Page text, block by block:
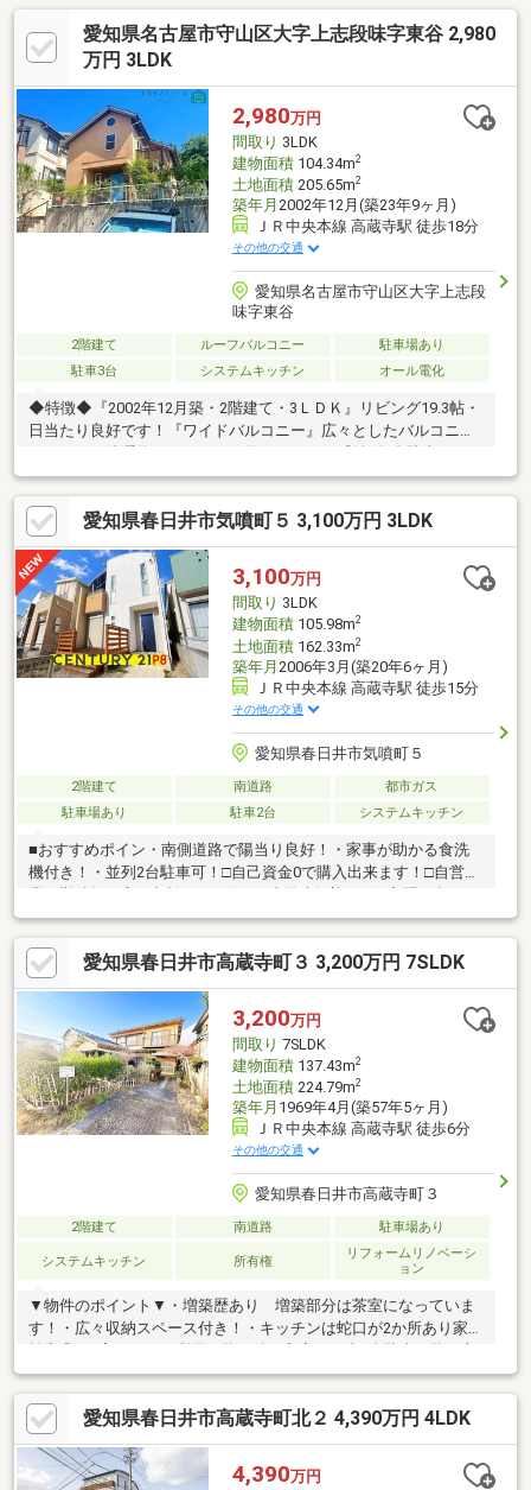
クローゼット、パントリー、物置もあるため収納スペースには困
りません！『ロフト有り』収納に活用できるロフト付き！！『吹
き抜け有』リビング上部に吹き抜けがあるため開放感がありオシ
工事後引き渡し可能です！ご相談ください！
愛知県名古屋市守山区大字上志段味字東谷 2,980
万円 3LDK
2,980万円
間取り 3LDK
建物面積104.34m2
土地面積205.65m2
築年月 2002年12月(築23年9ヶ月)
ＪＲ中央本線 高蔵寺駅 徒歩18分
その他の交通
愛知県名古屋市守山区大字上志段
味字東谷
2階建て ルーフバルコニー
駐車場あり
駐車3台
システムキッチン オール電化
◆特徴◆『2002年12月築・2階建て・3ＬＤＫ』リビング19.3帖・
日当たり良好です！『ワイドバルコニー』広々としたバルコニー
ースに余裕をもって駐車可能です！『大容量収納』全居室収納付
き、リビング収納、シューズクローゼットもあるため収納スペー
スには困りません！『ロフト有り』収納に活用できるロフト付
き！！◆設備仕様◆『リフォーム済』2024年10月：■水回り：給
湯器他◆リフォーム後引き渡し可◆ご要望があればリフォーム工
事後引き渡し可能です！ご相談ください！
愛知県春日井市気噴町５ 3,100万円 3LDK
3,100万円
間取り 3LDK
建物面積105.98m2
土地面積162.33m2
築年月 2006年3月(築20年6ヶ月)
ＪＲ中央本線 高蔵寺駅 徒歩15分
その他の交通
愛知県春日井市気噴町５
2階建て 南道路
都市ガス
駐車場あり
駐車2台 システムキッチン
■おすすめポイン・南側道路で陽当り良好！・家事が助かる食洗
機付き！・並列2台駐車可！□自己資金0で購入出来ます！□自営
受け付けます！ご契約者様へプレゼント！マットレス、エアコ
ン、TV、食洗機、冷蔵庫、洗濯機、掃除機の中からお選び頂けま
す。(景品法規約上限内商品）プレゼント情報見ましたとお伝え下
さい♪
愛知県春日井市高蔵寺町３ 3,200万円 7SLDK
3,200万円
間取り 7SLDK
建物面積137.43m2
土地面積224.79m2
築年月 1969年4月(築57年5ヶ月)
ＪＲ中央本線 高蔵寺駅 徒歩6分
その他の交通
愛知県春日井市高蔵寺町３
2階建て 南道路 駐車場あり
システムキッチン 所有権
リフォームリノベーシ
ョン
▼物件のポイント▼・増築歴あり 増築部分は茶室になっていま
す！・広々収納スペース付き！・キッチンは蛇口が2か所あり家事
地のポイント▼・「高蔵寺」駅徒歩6分！ JR中央本線と愛知環
状鉄道の2沿線利用可能！・徒歩10分圏内に買物施設が揃ってい
ます・静かで落ち着いた住宅地・近くに公園や庄内川があり自然
を感じられます
愛知県春日井市高蔵寺町北２ 4,390万円 4LDK
4,390万円